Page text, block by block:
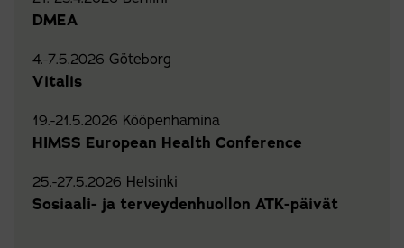
DMEA
4.-7.5.2026 Göteborg
Vitalis
19.-21.5.2026 Kööpenhamina
HIMSS European Health Conference
25.-27.5.2026 Helsinki
Sosiaali- ja terveydenhuollon ATK-päivät